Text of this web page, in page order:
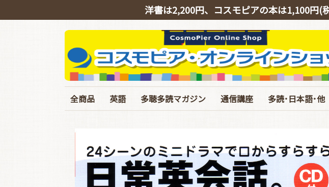
洋書は2,200円、コスモピアの本は1,100円(
全商品 英語 多聴多読マガジン 通信講座 多読･日本語･他